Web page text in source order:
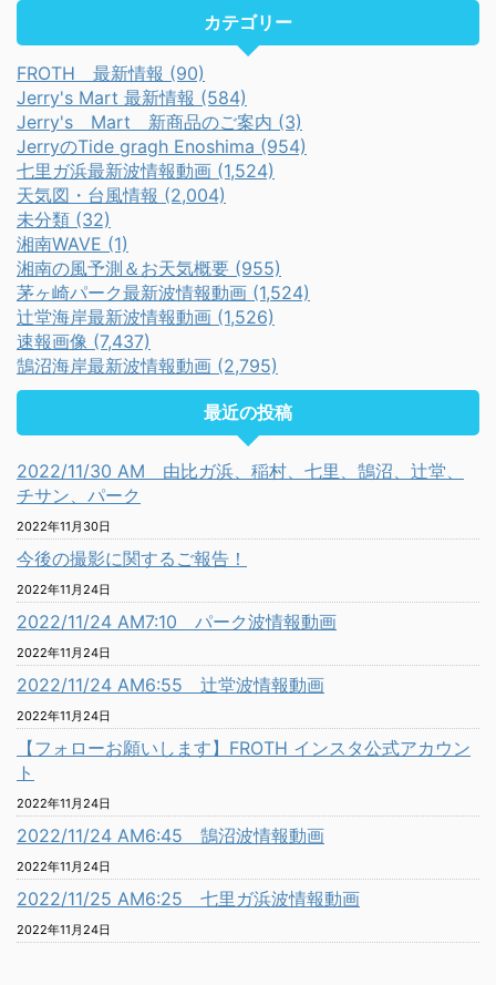
カテゴリー
FROTH 最新情報 (90)
Jerry's Mart 最新情報 (584)
Jerry's Mart 新商品のご案内 (3)
JerryのTide gragh Enoshima (954)
七里ガ浜最新波情報動画 (1,524)
天気図・台風情報 (2,004)
未分類 (32)
湘南WAVE (1)
湘南の風予測＆お天気概要 (955)
茅ヶ崎パーク最新波情報動画 (1,524)
辻堂海岸最新波情報動画 (1,526)
速報画像 (7,437)
鵠沼海岸最新波情報動画 (2,795)
最近の投稿
2022/11/30 AM 由比ガ浜、稲村、七里、鵠沼、辻堂、
チサン、パーク
2022年11月30日
今後の撮影に関するご報告！
2022年11月24日
2022/11/24 AM7:10 パーク波情報動画
2022年11月24日
2022/11/24 AM6:55 辻堂波情報動画
2022年11月24日
【フォローお願いします】FROTH インスタ公式アカウン
ト
2022年11月24日
2022/11/24 AM6:45 鵠沼波情報動画
2022年11月24日
2022/11/25 AM6:25 七里ガ浜波情報動画
2022年11月24日